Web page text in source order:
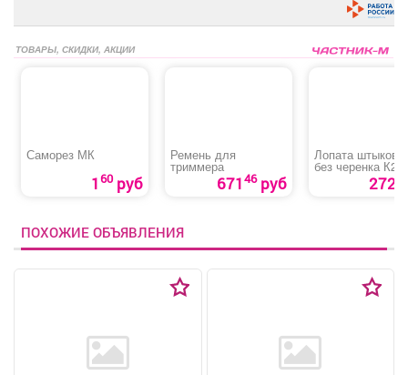
ТОВАРЫ, СКИДКИ, АКЦИИ
Саморез МК
160руб
Ремень для
триммера
67146руб
Лопата
без черенка К2
272
ПОХОЖИЕ ОБЪЯВЛЕНИЯ